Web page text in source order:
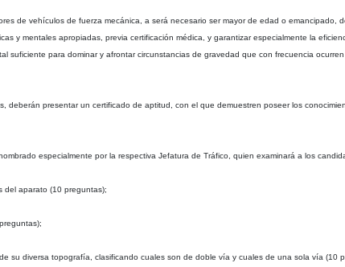
de vehículos de fuerza mecánica, a será necesario ser mayor de edad o
y mentales apropiadas, previa certificación médica, y garantizar especialmente la
suficiente para dominar y afrontar circunstancias de gravedad que con frecuencia
deberán presentar un certificado de aptitud, con el que demuestren poseer los
especialmente por la respectiva Jefatura de Tráfico, quien examinará a los
del aparato (10 preguntas);
su diversa topografía, clasificando cuales son de doble vía y cuales de una sola vía (10